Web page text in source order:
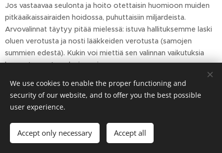
Jos vastaavaa seulonta ja hoito otettaisin huomioon muiden
pitkäaikaissairaiden hoidossa, puhuttaisiin miljardeista.
Arvovalinnat täytyy pitää mielessä: istuva hallituksemme laski
oluen verotusta ja nosti lääkkeiden verotusta (samojen
summien edestä). Kukin voi miettiä sen valinnan vaikutuksia
kansanterveyteen laajemmin.
Arvoilla ja äänestyspäätöksillä on merkitystä – nyt ehkä
enemmän kuin koskaan aiemmin!
Share
We use cookies to enable the proper functioning and
security of our website, and to offer you the best possible
user experience.
Accept only necessary Accept all